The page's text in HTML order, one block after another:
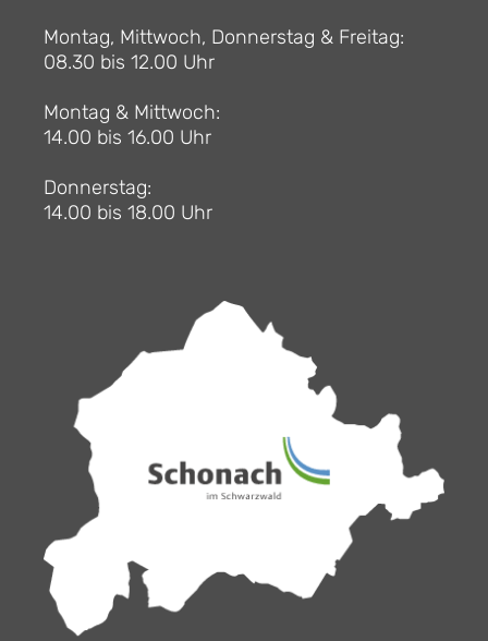
Montag, Mittwoch, Donnerstag & Freitag:
08.30 bis 12.00 Uhr
Montag & Mittwoch:
14.00 bis 16.00 Uhr
Donnerstag:
14.00 bis 18.00 Uhr